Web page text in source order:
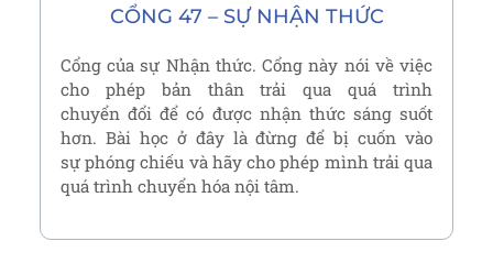
CỔNG 47 – SỰ NHẬN THỨC
Cổng của sự Nhận thức. Cổng này nói về việc
cho phép bản thân trải qua quá trình
chuyển đổi để có được nhận thức sáng suốt
hơn. Bài học ở đây là đừng để bị cuốn vào
sự phóng chiếu và hãy cho phép mình trải qua
quá trình chuyển hóa nội tâm.